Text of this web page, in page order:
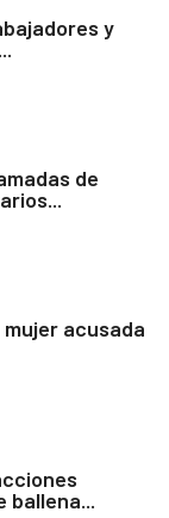
y
de
acusada
ballena...